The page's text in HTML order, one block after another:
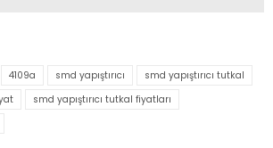
noktaları öneri formunu
iletebilirsiniz.
için teşekkür ederiz.
bozuk veya görüntülenemiyor.
4109a smd yapıştırıcı
smd yapıştırıcı tutkal
smd yapıştırıcı tutkal fiyatları